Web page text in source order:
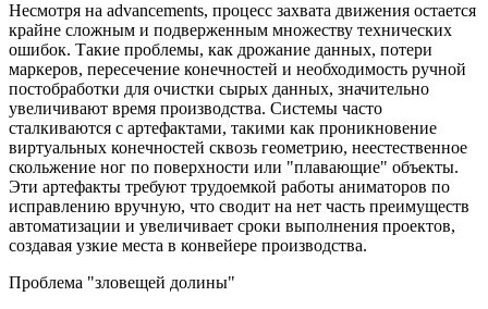
Несмотря на advancements, процесс захвата движения остается
крайне сложным и подверженным множеству технических
ошибок. Такие проблемы, как дрожание данных, потери
маркеров, пересечение конечностей и необходимость ручной
постобработки для очистки сырых данных, значительно
увеличивают время производства. Системы часто
сталкиваются с артефактами, такими как проникновение
виртуальных конечностей сквозь геометрию, неестественное
скольжение ног по поверхности или "плавающие" объекты.
Эти артефакты требуют трудоемкой работы аниматоров по
исправлению вручную, что сводит на нет часть преимуществ
автоматизации и увеличивает сроки выполнения проектов,
создавая узкие места в конвейере производства.
Проблема "зловещей долины"